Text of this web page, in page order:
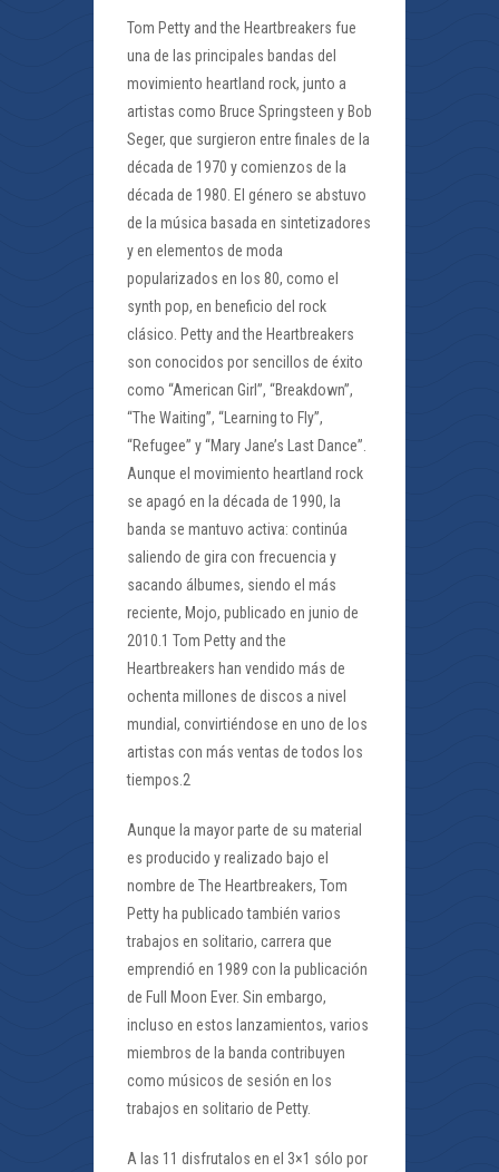
Tom Petty and the Heartbreakers fue
una de las principales bandas del
movimiento heartland rock, junto a
artistas como Bruce Springsteen y Bob
Seger, que surgieron entre finales de la
década de 1970 y comienzos de la
década de 1980. El género se abstuvo
de la música basada en sintetizadores
y en elementos de moda
popularizados en los 80, como el
synth pop, en beneficio del rock
clásico. Petty and the Heartbreakers
son conocidos por sencillos de éxito
como “American Girl”, “Breakdown”,
“The Waiting”, “Learning to Fly”,
“Refugee” y “Mary Jane’s Last Dance”.
Aunque el movimiento heartland rock
se apagó en la década de 1990, la
banda se mantuvo activa: continúa
saliendo de gira con frecuencia y
sacando álbumes, siendo el más
reciente, Mojo, publicado en junio de
2010.1 Tom Petty and the
Heartbreakers han vendido más de
ochenta millones de discos a nivel
mundial, convirtiéndose en uno de los
artistas con más ventas de todos los
tiempos.2
Aunque la mayor parte de su material
es producido y realizado bajo el
nombre de The Heartbreakers, Tom
Petty ha publicado también varios
trabajos en solitario, carrera que
emprendió en 1989 con la publicación
de Full Moon Ever. Sin embargo,
incluso en estos lanzamientos, varios
miembros de la banda contribuyen
como músicos de sesión en los
trabajos en solitario de Petty.
A las 11 disfrutalos en el 3×1 sólo por